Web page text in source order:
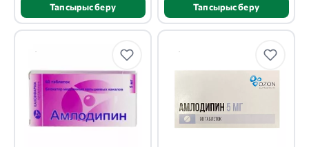
Тапсырыс беру Тапсырыс беру